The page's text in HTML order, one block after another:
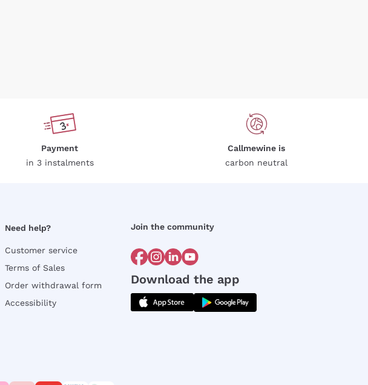
Payment
in 3 instalments
Callmewine is
carbon neutral
Need help?
Customer service
Terms of Sales
Order withdrawal form
Accessibility
Join the community
Download the app